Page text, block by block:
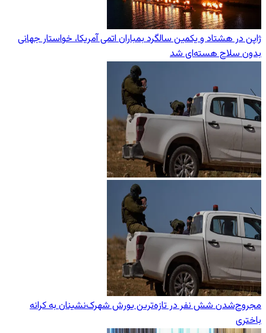
ژاپن در هشتاد و یکمین سالگرد بمباران اتمی آمریکا، خواستار جهانی
بدون سلاح هسته‌ای شد
مجروح‌شدن شش نفر در تازه‌‌ترین یورش‌ شهرک‌نشینان به کرانه
باختری